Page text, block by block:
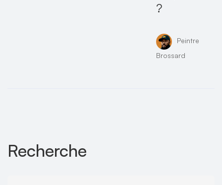
?
Peintre
Brossard
Recherche